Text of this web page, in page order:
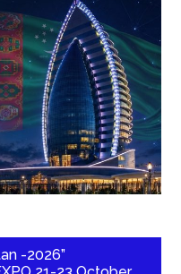
-2026”